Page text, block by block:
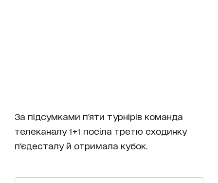
За підсумками п'яти турнірів команда
телеканалу 1+1 посіла третю сходинку
п'єдесталу й отримала кубок.